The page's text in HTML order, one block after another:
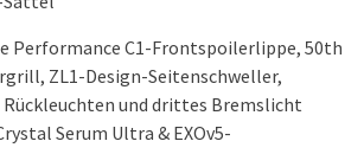
und drittes Bremslicht
Serum Ultra & EXOv5-